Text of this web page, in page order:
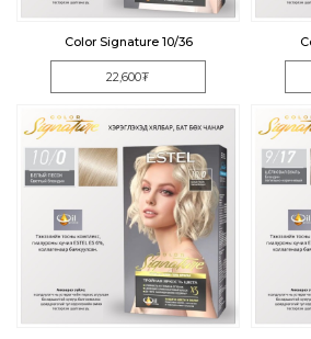
Color Signature 10/36
22,600₮